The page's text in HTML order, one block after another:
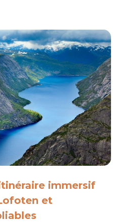
immersif
et